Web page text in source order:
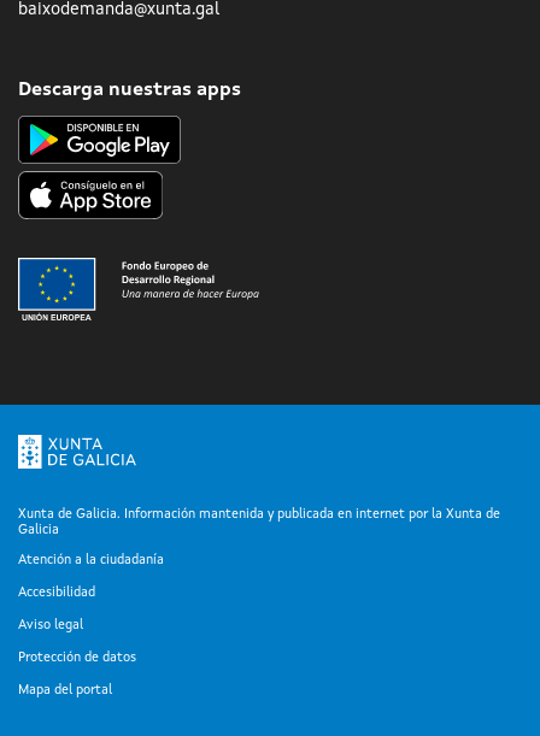
baixodemanda@xunta.gal
Descarga nuestras apps
Xunta de Galicia. Información mantenida y publicada en internet por la Xunta de
Galicia
Atención a la ciudadanía
Accesibilidad
Aviso legal
Protección de datos
Mapa del portal